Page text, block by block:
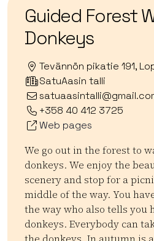
Guided Forest
Donkeys
Tevännön pikatie 191,
SatuAasin talli
+358 40 412 3725
Web pages
We go out in the forest to
donkeys. We enjoy the
scenery and stop for a
middle of the way. You
the way who also tells you
donkeys. Everybody can